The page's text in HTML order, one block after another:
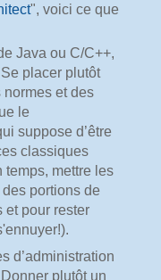
", voici ce que
Java ou C/C++,
placer plutôt
et des
le
suppose d’être
classiques
temps, mettre les
portions de
et pour rester
d’administration
plutôt un